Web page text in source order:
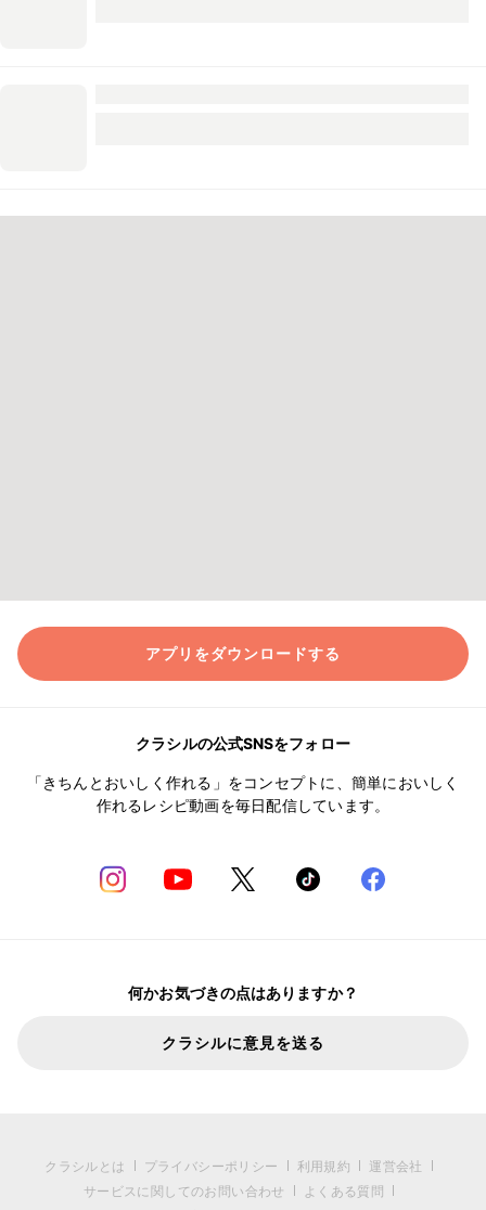
アプリをダウンロードする
クラシルの公式SNSをフォロー
「きちんとおいしく作れる」をコンセプトに、簡単においしく
作れるレシピ動画を毎日配信しています。
何かお気づきの点はありますか？
クラシルに意見を送る
クラシルとは プライバシーポリシー 利用規約
運営会社
サービスに関してのお問い合わせ
よくある質問